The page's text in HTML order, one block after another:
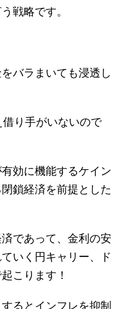
戦略です。
バラまいても浸透し
り手がいないので
効に機能するケイン
鎖経済を前提とした
であって、金利の安
いく円キャリー、ド
こります！
るとインフレを抑制